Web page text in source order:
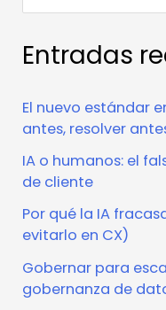
Entradas
El nuevo estándar
antes, resolver
IA o humanos: el
de cliente
Por qué la IA
evitarlo en CX)
Gobernar para
gobernanza de